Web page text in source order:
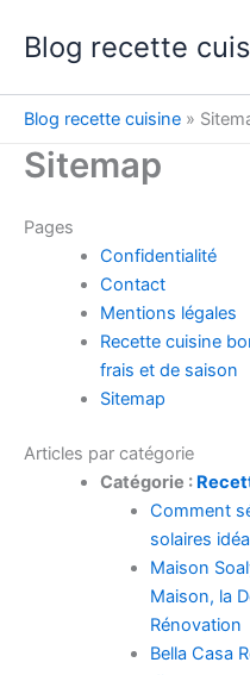
Blog recette
Blog recette cuisine »
Sitemap
Pages
Confidentialité
Contact
Mentions légales
Recette cuisine
frais et de saison
Sitemap
Articles par catégorie
Catégorie :
Comment
solaires
Maison
Maison, la
Rénovation
Bella Casa